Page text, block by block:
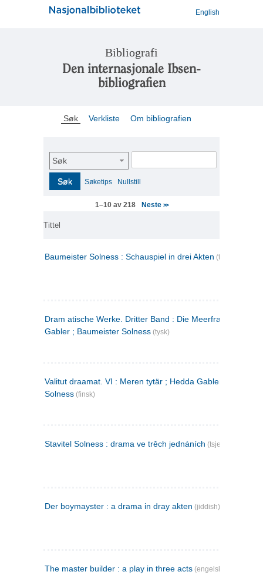
English
Bibliografi
Den internasjonale Ibsen-
bibliografien
Søk Verkliste Om bibliografien
Søk
Søk Søketips Nullstill
1–10 av 218 Neste >>
Tittel
Baumeister Solness : Schauspiel in drei Akten (tysk)
Dram atische Werke. Dritter Band : Die Meerfrau ; Hedda
Gabler ; Baumeister Solness (tysk)
Valitut draamat. VI : Meren tytär ; Hedda Gabler ;
Solness (finsk)
Stavitel Solness : drama ve trěch jednáních (tsjekkisk)
Der boymayster : a drama in dray akten (jiddish)
The master builder : a play in three acts (engelsk)